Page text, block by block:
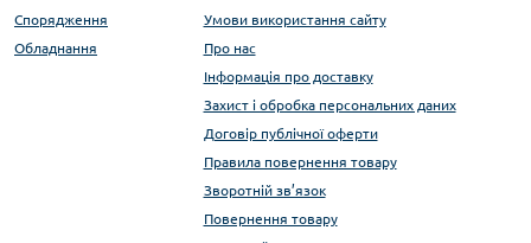
Спорядження
Обладнання
Умови використання сайту
Про нас
Інформація про доставку
Захист і обробка персональних даних
Договір публічної оферти
Правила повернення товару
Зворотній зв’язок
Повернення товару